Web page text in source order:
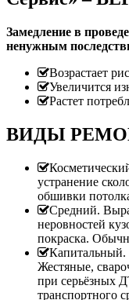
Замедление в
ненужным
Возрастает
Увеличится
Растет
ВИДЫ
устранение
обшивки
Средний.
неровностей
покраска.
Капитальный.
Жестяные,
при серьёзных
транспортного